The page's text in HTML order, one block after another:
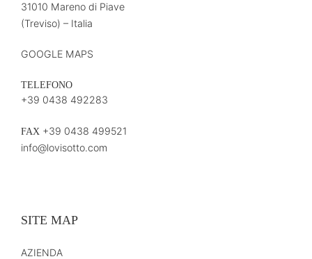
31010 Mareno di Piave
(Treviso) – Italia
GOOGLE MAPS
TELEFONO
+39 0438 492283
FAX +39 0438 499521
info@lovisotto.com
SITE MAP
AZIENDA